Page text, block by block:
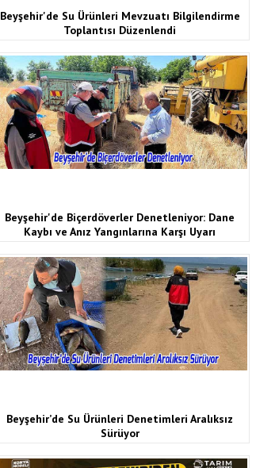
Beyşehir'de Su Ürünleri Mevzuatı Bilgilendirme
Toplantısı Düzenlendi
Beyşehir'de Biçerdöverler Denetleniyor: Dane
Kaybı ve Anız Yangınlarına Karşı Uyarı
Beyşehir’de Su Ürünleri Denetimleri Aralıksız
Sürüyor